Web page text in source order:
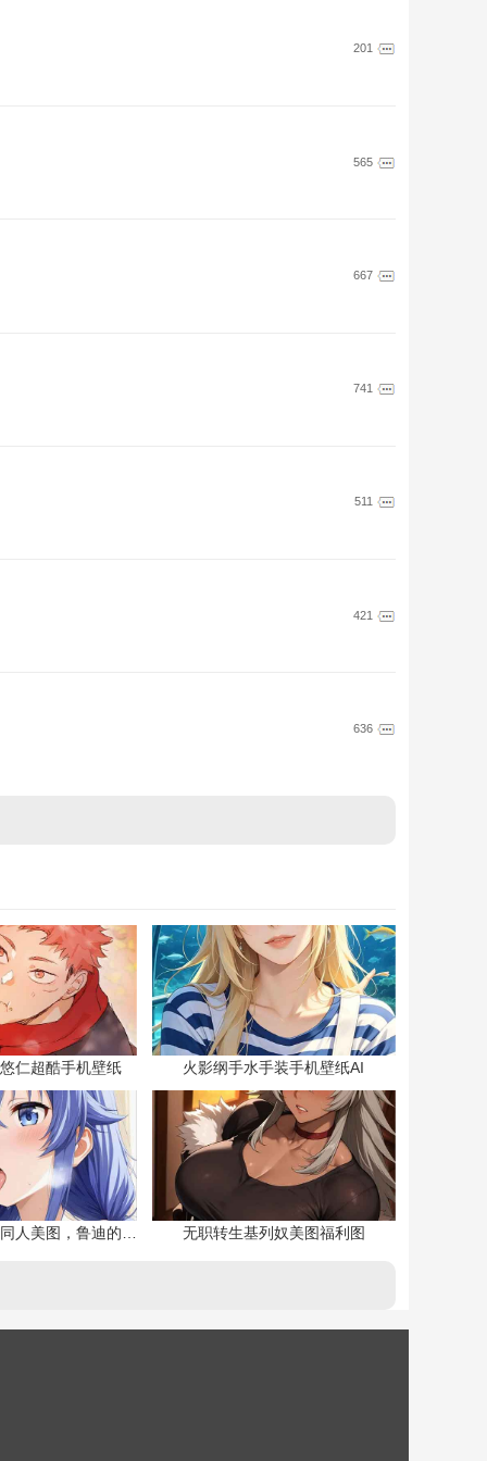
201
565
667
741
511
421
636
仁超酷手机壁纸 火影纲手水手装手机壁纸AI
无职转生洛琪希同人美图，鲁迪的二老婆 无职转生基列奴美图福利图